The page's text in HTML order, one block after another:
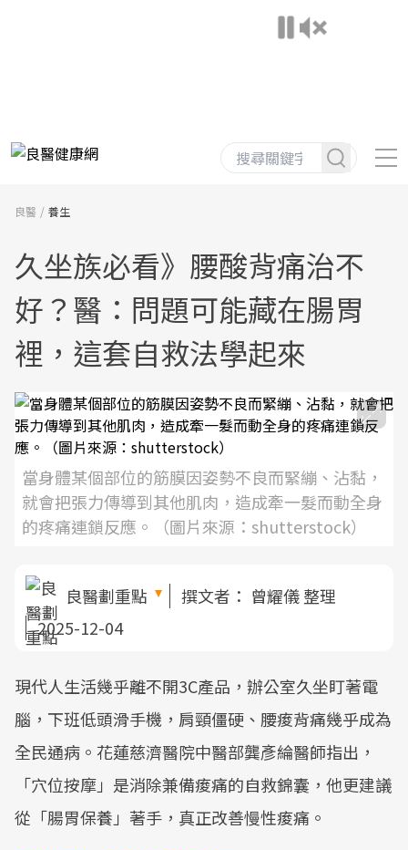
良醫 養生
久坐族必看》腰酸背痛治不
好？醫：問題可能藏在腸胃
裡，這套自救法學起來
當身體某個部位的筋膜因姿勢不良而緊繃、沾黏，
就會把張力傳導到其他肌肉，造成牽一髮而動全身
的疼痛連鎖反應。（圖片來源：shutterstock）
良醫劃重點 撰文者： 曾耀儀 整理
2025-12-04
現代人生活幾乎離不開3C產品，辦公室久坐盯著電
腦，下班低頭滑手機，肩頸僵硬、腰痠背痛幾乎成為
全民通病。花蓮慈濟醫院中醫部龔彥綸醫師指出，
「穴位按摩」是消除兼備痠痛的自救錦囊，他更建議
從「腸胃保養」著手，真正改善慢性痠痛。